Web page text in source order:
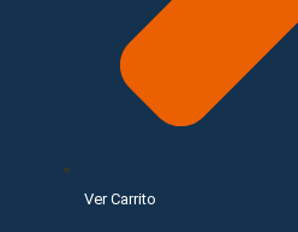
Ver Carrito